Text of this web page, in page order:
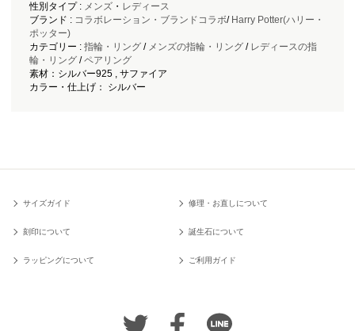
性別タイプ : メンズ・ レディース
ブランド : コラボレーション・ブランドコラボ/ Harry Potter(ハリー・
ポッター)
カテゴリー : 指輪・リング/ メンズの指輪・リング/ レディースの指
輪・リング/ペアリング
素材：シルバー925 , サファイア
カラー・仕上げ： シルバー
サイズガイド 修理・お直しについて
刻印について 誕生石について
ラッピングについて ご利用ガイド